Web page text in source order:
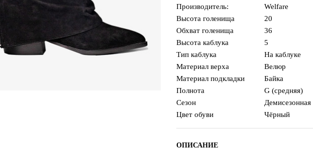
Производитель:
Welfare
Высота голенища
20
Обхват голенища
36
Высота каблука
5
Тип каблука
На каблуке
Материал верха
Велюр
Материал подкладки
Байка
Полнота
G (средняя)
Сезон
Демисезонная
Цвет обуви
Чёрный
ОПИСАНИЕ